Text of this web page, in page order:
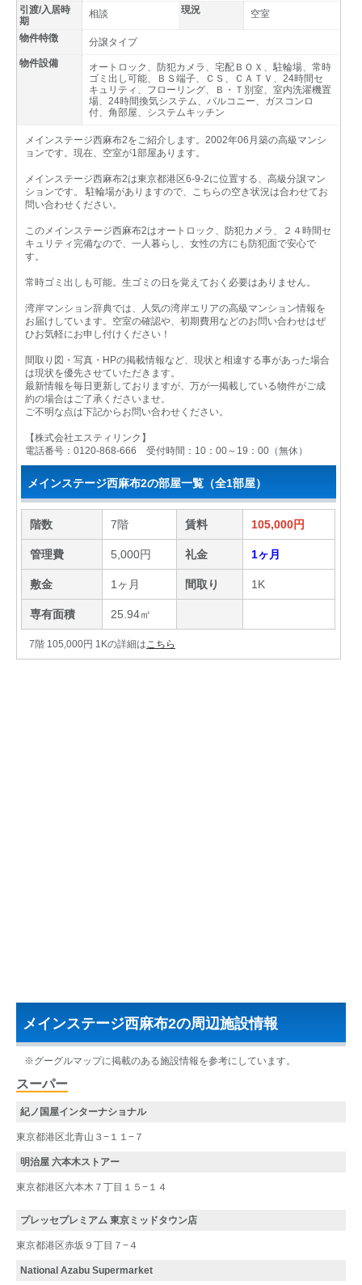
引渡/入居時
期
相談 現況 空室
物件特徴
分譲タイプ
物件設備
オートロック、防犯カメラ、宅配ＢＯＸ、駐輪場、常時
ゴミ出し可能、ＢＳ端子、ＣＳ、ＣＡＴＶ、24時間セ
キュリティ、フローリング、Ｂ・Ｔ別室、室内洗濯機置
場、24時間換気システム、バルコニー、ガスコンロ
付、角部屋、システムキッチン
メインステージ西麻布2をご紹介します。2002年06月築の高級マンシ
ョンです。現在、空室が1部屋あります。
メインステージ西麻布2は東京都港区6-9-2に位置する、高級分譲マン
ションです。 駐輪場がありますので、こちらの空き状況は合わせてお
問い合わせください。
このメインステージ西麻布2はオートロック、防犯カメラ、２４時間セ
キュリティ完備なので、一人暮らし、女性の方にも防犯面で安心で
す。
常時ゴミ出しも可能。生ゴミの日を覚えておく必要はありません。
湾岸マンション辞典では、人気の湾岸エリアの高級マンション情報を
お届けしています。空室の確認や、初期費用などのお問い合わせはぜ
ひお気軽にお申し付けください！
間取り図・写真・HPの掲載情報など、現状と相違する事があった場合
は現状を優先させていただきます。
最新情報を毎日更新しておりますが、万が一掲載している物件がご成
約の場合はご了承くださいませ。
ご不明な点は下記からお問い合わせください。
【株式会社エスティリンク】
電話番号：0120-868-666 受付時間：10：00～19：00（無休）
メインステージ西麻布2の部屋一覧（全1部屋）
階数 7階 賃料 105,000円
管理費 5,000円 礼金 1ヶ月
敷金 1ヶ月 間取り 1K
専有面積 25.94㎡
7階 105,000円 1Kの詳細はこちら
メインステージ西麻布2の周辺施設情報
※グーグルマップに掲載のある施設情報を参考にしています。
スーパー
紀ノ国屋インターナショナル
東京都港区北青山３−１１−７
明治屋 六本木ストアー
東京都港区六本木７丁目１５−１４
プレッセプレミアム 東京ミッドタウン店
東京都港区赤坂９丁目７−４
National Azabu Supermarket